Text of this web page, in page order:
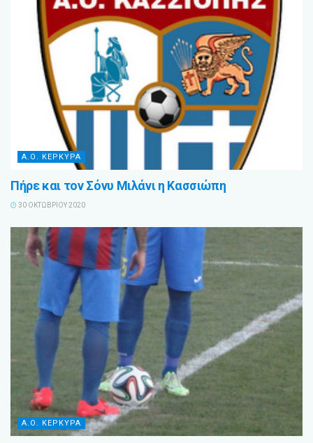
Α.Ο. ΚΕΡΚΥΡΑ
Πήρε και τον Σόνυ Μιλάνι η Κασσιώπη
30 ΟΚΤΩΒΡΊΟΥ 2020
Α.Ο. ΚΕΡΚΥΡΑ